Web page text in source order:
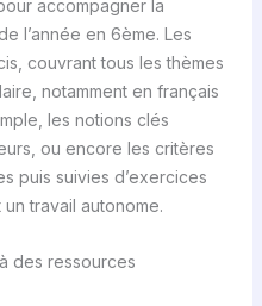
accompagner la
l’année en 6ème. Les
couvrant tous les thèmes
notamment en français
les notions clés
ou encore les critères
puis suivies d’exercices
travail autonome.
des ressources